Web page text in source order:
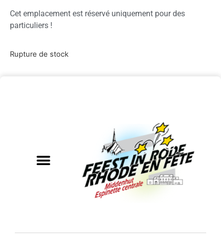
Cet emplacement est réservé uniquement pour des
particuliers !
Rupture de stock